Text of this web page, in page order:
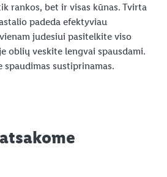
rankos, bet ir visas kūnas. Tvirta
padeda efektyviau
judesiui pasitelkite viso
oblių veskite lengvai spausdami.
spaudimas sustiprinamas.